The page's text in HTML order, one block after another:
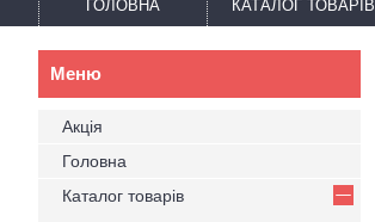
ГОЛОВНА КАТАЛОГ ТОВАРІВ
Акція
Головна
Каталог товарів